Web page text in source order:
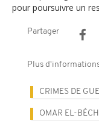
pour poursuivre un
Partager
Plus
CRIMES DE
OMAR EL-